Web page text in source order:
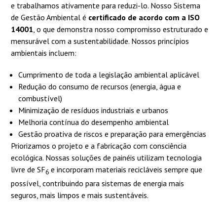
e trabalhamos ativamente para reduzi-lo. Nosso Sistema
de Gestão Ambiental é certificado de acordo com a ISO
14001, o que demonstra nosso compromisso estruturado e
mensurável com a sustentabilidade. Nossos princípios
ambientais incluem:
Cumprimento de toda a legislação ambiental aplicável
Redução do consumo de recursos (energia, água e
combustível)
Minimização de resíduos industriais e urbanos
Melhoria contínua do desempenho ambiental
Gestão proativa de riscos e preparação para emergências
Priorizamos o projeto e a fabricação com consciência
ecológica. Nossas soluções de painéis utilizam tecnologia
livre de SF6 e incorporam materiais recicláveis sempre que
possível, contribuindo para sistemas de energia mais
seguros, mais limpos e mais sustentáveis.